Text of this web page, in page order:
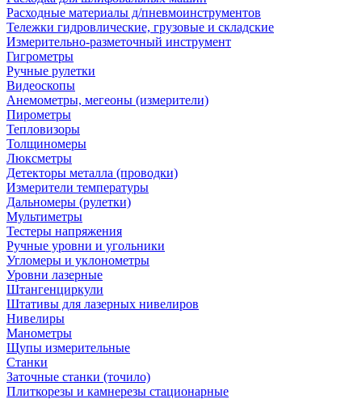
Расходные материалы д/пневмоинструментов
Тележки гидровлические, грузовые и складские
Измерительно-разметочный инструмент
Гигрометры
Ручные рулетки
Видеоскопы
Анемометры, мегеоны (измерители)
Пирометры
Тепловизоры
Толщиномеры
Люксметры
Детекторы металла (проводки)
Измерители температуры
Дальномеры (рулетки)
Мультиметры
Тестеры напряжения
Ручные уровни и угольники
Угломеры и уклонометры
Уровни лазерные
Штангенциркули
Штативы для лазерных нивелиров
Нивелиры
Манометры
Щупы измерительные
Станки
Заточные станки (точило)
Плиткорезы и камнерезы стационарные